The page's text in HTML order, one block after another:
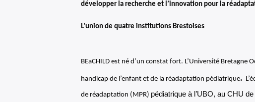
développer la recherche et l’innovation pour la
L’union de quatre institutions Brestoises
BEaCHILD est né d’un constat fort. L’Université
handicap de l’enfant et de la réadaptation pédiatrique.
de réadaptation (MPR) pédiatrique à l’UBO, au CHU